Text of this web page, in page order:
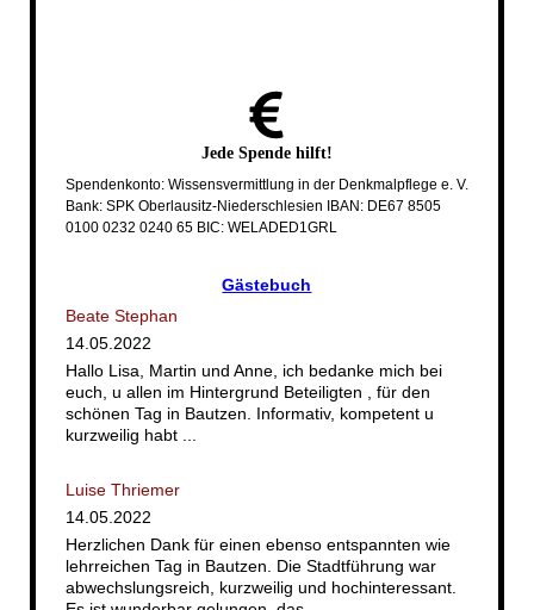
Jede Spendehilft!
Spendenkonto: Wissensvermittlung in der Denkmalpflege e. V.
Bank: SPK Oberlausitz-Niederschlesien IBAN: DE67 8505
0100 0232 0240 65 BIC: WELADED1GRL
Gästebuch
Beate Stephan
14.05.2022
Hallo Lisa, Martin und Anne, ich bedanke mich bei
euch, u allen im Hintergrund Beteiligten , für den
schönen Tag in Bautzen. Informativ, kompetent u
kurzweilig habt ...
Luise Thriemer
14.05.2022
Herzlichen Dank für einen ebenso entspannten wie
lehrreichen Tag in Bautzen. Die Stadtführung war
abwechslungsreich, kurzweilig und hochinteressant.